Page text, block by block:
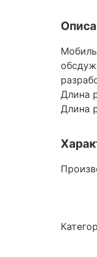
Длина
Длина